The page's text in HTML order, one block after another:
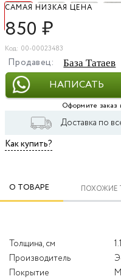
САМАЯ НИЗКАЯ ЦЕНА
850 ₽
Код: 00-00023483
Продавец: База Татаев
НАПИСАТЬ
Оформите заказ
Доставка по
Как купить?
О ТОВАРЕ ПОХОЖИЕ
Толщина, см
1.1
Производитель
Покрытие